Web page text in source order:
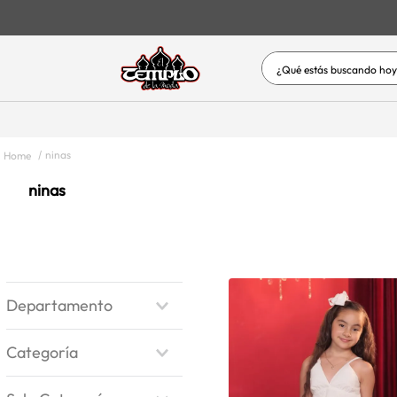
¿Qué estás
ninas
ninas
Departamento
MUJER
Categoría
TÉRMINOS MÁS
6 .
enterizos-conjuntos
hombre
blusas dama
mujer